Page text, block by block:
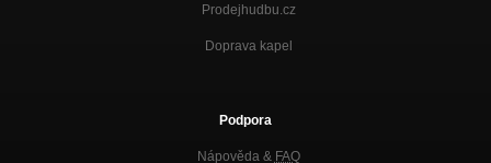
Prodejhudbu.cz
Doprava kapel
Podpora
Nápověda & FAQ